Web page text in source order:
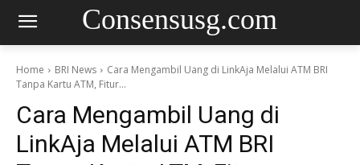
Consensusg.com
Home BRI News
Cara Mengambil Uang di LinkAja Melalui ATM BRI
Tanpa Kartu ATM, Fitur...
Cara Mengambil Uang di
LinkAja Melalui ATM BRI